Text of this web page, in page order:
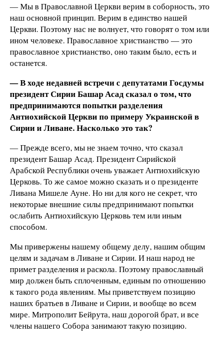
— Мы в Православной Церкви верим в соборность, это
наш основной принцип. Верим в единство нашей
Церкви. Поэтому нас не волнует, что говорят о том или
ином человеке. Православное христианство — это
православное христианство, оно таким было, есть и
останется.
— В ходе недавней встречи с депутатами Госдумы
президент Сирии Башар Асад сказал о том, что
предпринимаются попытки разделения
Антиохийской Церкви по примеру Украинской в
Сирии и Ливане. Насколько это так?
— Прежде всего, мы не знаем точно, что сказал
президент Башар Асад. Президент Сирийской
Арабской Республики очень уважает Антиохийскую
Церковь. То же самое можно сказать и о президенте
Ливана Мишеле Ауне. Но ни для кого не секрет, что
некоторые внешние силы предпринимают попытки
ослабить Антиохийскую Церковь тем или иным
способом.
Мы привержены нашему общему делу, нашим общим
целям и задачам в Ливане и Сирии. И наш народ не
примет разделения и раскола. Поэтому православный
мир должен быть сплоченным, единым по отношению
к такого рода явлениям. Мы приветствуем позицию
наших братьев в Ливане и Сирии, и вообще во всем
мире. Митрополит Бейрута, наш дорогой брат, и все
члены нашего Собора занимают такую позицию.